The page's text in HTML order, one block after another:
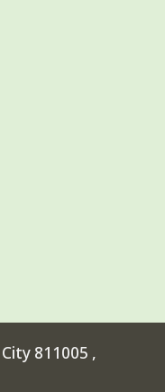
811005 ,